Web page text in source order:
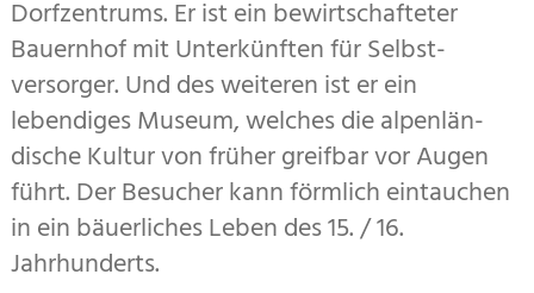
Dorfzentrums. Er ist ein bewirtschafteter
Bauernhof mit Unterkünften für Selbst­
versorger. Und des weiteren ist er ein
lebendiges Museum, welches die alpen­län­
dische Kultur von früher greifbar vor Augen
führt. Der Besucher kann förmlich eintauchen
in ein bäuerliches Leben des 15. / 16.
Jahrhunderts.